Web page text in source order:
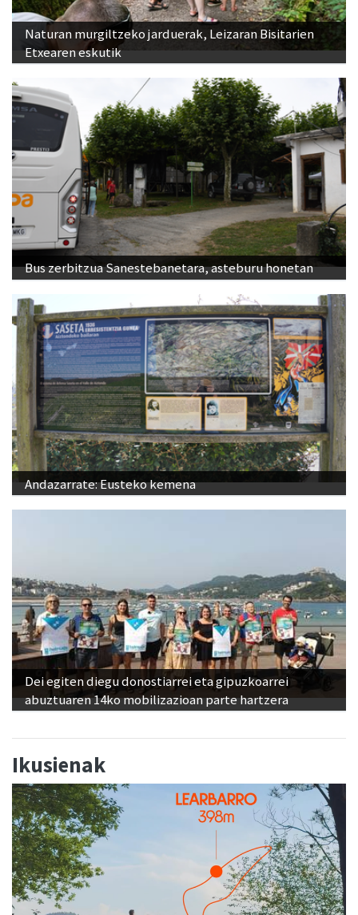
Naturan murgiltzeko jarduerak, Leizaran Bisitarien
Etxearen eskutik
Bus zerbitzua Sanestebanetara, asteburu honetan
Andazarrate: Eusteko kemena
Dei egiten diegu donostiarrei eta gipuzkoarrei
abuztuaren 14ko mobilizazioan parte hartzera
Ikusienak